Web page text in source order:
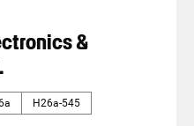
&
H26a-545